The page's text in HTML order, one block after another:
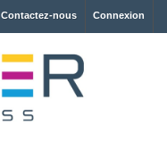
Connexion
Contactez-nous